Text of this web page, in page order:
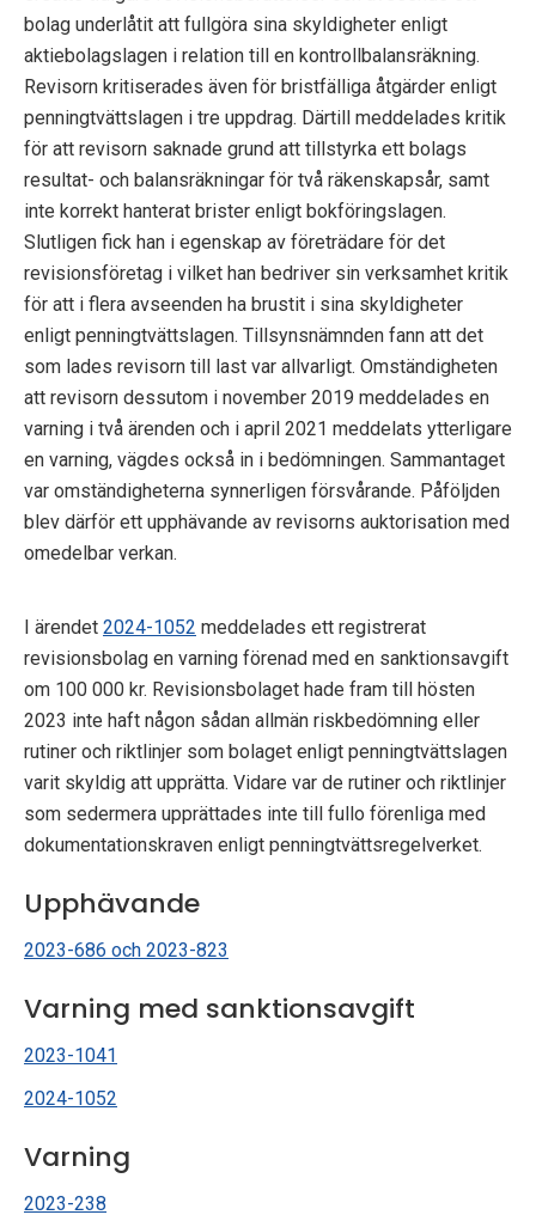
bolag underlåtit att fullgöra sina skyldigheter enligt
aktiebolagslagen i relation till en kontrollbalansräkning.
Revisorn kritiserades även för bristfälliga åtgärder enligt
penningtvättslagen i tre uppdrag. Därtill meddelades kritik
för att revisorn saknade grund att tillstyrka ett bolags
resultat- och balansräkningar för två räkenskapsår, samt
inte korrekt hanterat brister enligt bokföringslagen.
Slutligen fick han i egenskap av företrädare för det
revisionsföretag i vilket han bedriver sin verksamhet kritik
för att i flera avseenden ha brustit i sina skyldigheter
enligt penningtvättslagen. Tillsynsnämnden fann att det
som lades revisorn till last var allvarligt. Omständigheten
att revisorn dessutom i november 2019 meddelades en
varning i två ärenden och i april 2021 meddelats ytterligare
en varning, vägdes också in i bedömningen. Sammantaget
var omständigheterna synnerligen försvårande. Påföljden
blev därför ett upphävande av revisorns auktorisation med
omedelbar verkan.
I ärendet 2024-1052 meddelades ett registrerat
revisionsbolag en varning förenad med en sanktionsavgift
om 100 000 kr. Revisionsbolaget hade fram till hösten
2023 inte haft någon sådan allmän riskbedömning eller
rutiner och riktlinjer som bolaget enligt penningtvättslagen
varit skyldig att upprätta. Vidare var de rutiner och riktlinjer
som sedermera upprättades inte till fullo förenliga med
dokumentationskraven enligt penningtvättsregelverket.
Upphävande
2023-686 och 2023-823
Varning med sanktionsavgift
2023-1041
2024-1052
Varning
2023-238